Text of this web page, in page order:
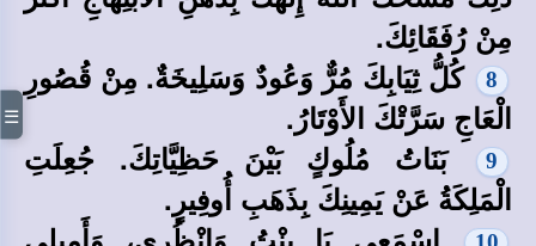
مِنْ رُفَقَائِكَ.
8
كُلُّ ثِيَابِكَ مُرٌّ وَعُودٌ وَسَلِيخَةٌ. مِنْ قُصُورِ
الْعَاجِ سَرَّتْكَ الأَوْتَارُ.
9
بَنَاتُ مُلُوكٍ بَيْنَ حَظِيَّاتِكَ. جُعِلَتِ
الْمَلِكَةُ عَنْ يَمِينِكَ بِذَهَبِ أُوفِيرٍ.
☰